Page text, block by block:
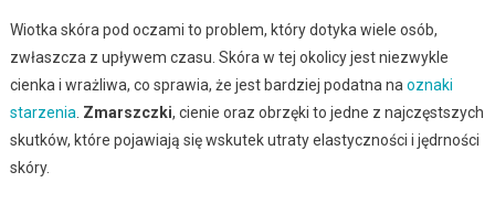
Wiotka skóra pod oczami to problem, który dotyka wiele osób,
zwłaszcza z upływem czasu. Skóra w tej okolicy jest niezwykle
cienka i wrażliwa, co sprawia, że jest bardziej podatna na oznaki
starzenia Zmarszczki, cienie oraz obrzęki to jedne z najczęstszych
skutków, które pojawiają się wskutek utraty elastyczności i jędrności
skóry.